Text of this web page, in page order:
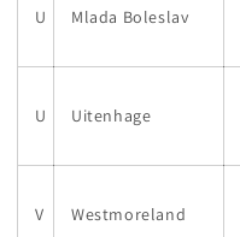
U Mlada Boleslav
U Uitenhage
V Westmoreland